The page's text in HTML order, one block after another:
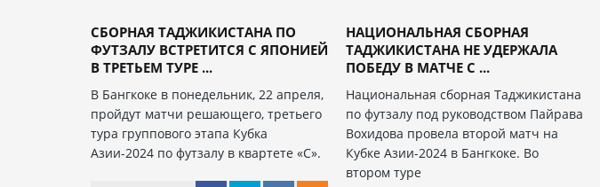
СБОРНАЯ ТАДЖИКИСТАНА ПО
ФУТЗАЛУ ВСТРЕТИТСЯ С ЯПОНИЕЙ
В ТРЕТЬЕМ ТУРЕ ...
В Бангкоке в понедельник, 22 апреля,
пройдут матчи решающего, третьего
тура группового этапа Кубка
Азии-2024 по футзалу в квартете «С».
НАЦИОНАЛЬНАЯ СБОРНАЯ
ТАДЖИКИСТАНА НЕ УДЕРЖАЛА
ПОБЕДУ В МАТЧЕ С ...
Национальная сборная Таджикистана
по футзалу под руководством Пайрава
Вохидова провела второй матч на
Кубке Азии-2024 в Бангкоке. Во
втором туре